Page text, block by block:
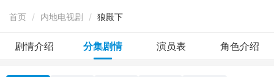
首页 / 内地电视剧 / 狼殿下
剧情介绍 分集剧情 演员表 角色介绍